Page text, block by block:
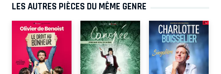
LES AUTRES PIÈCES DU MÊME GENRE